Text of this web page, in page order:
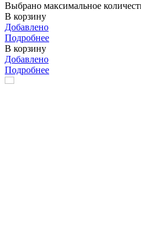
Выбрано максимальное
В корзину
Добавлено
Подробнее
В корзину
Добавлено
Подробнее